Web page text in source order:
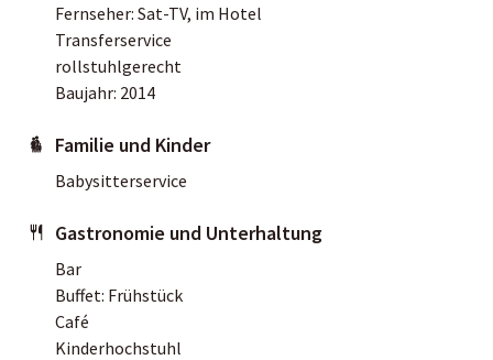
Fernseher: Sat-TV, im Hotel
Transferservice
rollstuhlgerecht
Baujahr: 2014
Familie und Kinder
Babysitterservice
Gastronomie und Unterhaltung
Bar
Buffet: Frühstück
Café
Kinderhochstuhl